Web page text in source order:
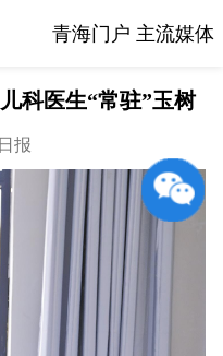
青海门户 主流媒体
科医生“常驻”玉树
报